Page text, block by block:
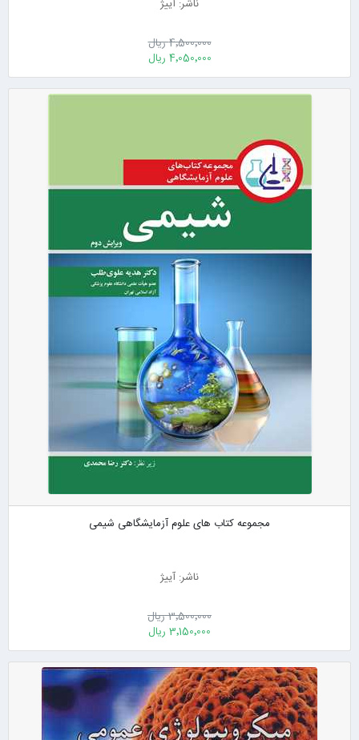
ناشر: آییژ
4٬500٬000 ریال
4٬050٬000 ریال
مجموعه کتاب های علوم آزمایشگاهی شیمی
ناشر: آییژ
3٬500٬000 ریال
3٬150٬000 ریال